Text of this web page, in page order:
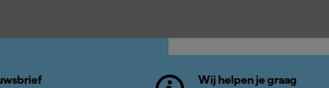
Wij helpen je graag